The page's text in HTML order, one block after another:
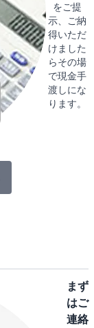
をご提
示、ご納
得いただ
けました
らその場
で現金手
渡しにな
ります。
まず
はご
連絡